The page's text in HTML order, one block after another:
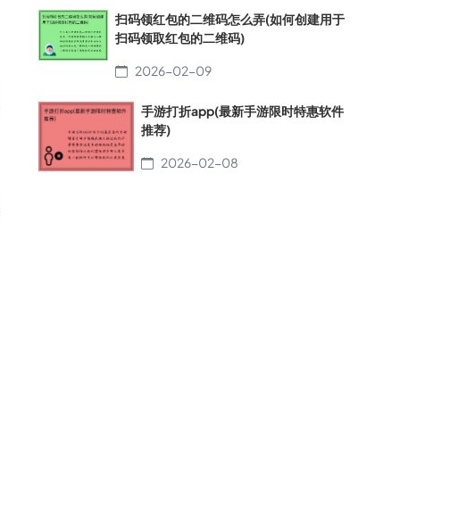
扫码领红包的二维码怎么弄(如何创建用于
扫码领取红包的二维码)
2026-02-09
手游打折app(最新手游限时特惠软件
推荐)
2026-02-08